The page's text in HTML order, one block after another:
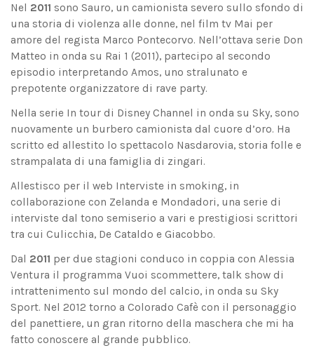
Nel 2011 sono Sauro, un camionista severo sullo sfondo di
una storia di violenza alle donne, nel film tv Mai per
amore del regista Marco Pontecorvo. Nell’ottava serie Don
Matteo in onda su Rai 1 (2011), partecipo al secondo
episodio interpretando Amos, uno stralunato e
prepotente organizzatore di rave party.
Nella serie In tour di Disney Channel in onda su Sky, sono
nuovamente un burbero camionista dal cuore d’oro. Ha
scritto ed allestito lo spettacolo Nasdarovia, storia folle e
strampalata di una famiglia di zingari.
Allestisco per il web Interviste in smoking, in
collaborazione con Zelanda e Mondadori, una serie di
interviste dal tono semiserio a vari e prestigiosi scrittori
tra cui Culicchia, De Cataldo e Giacobbo.
Dal 2011 per due stagioni conduco in coppia con Alessia
Ventura il programma Vuoi scommettere, talk show di
intrattenimento sul mondo del calcio, in onda su Sky
Sport. Nel 2012 torno a Colorado Cafè con il personaggio
del panettiere, un gran ritorno della maschera che mi ha
fatto conoscere al grande pubblico.